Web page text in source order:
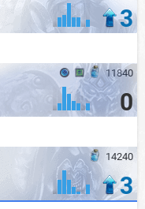
3
11840
0
14240
3